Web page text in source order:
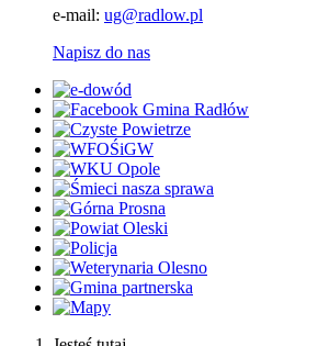
e-mail: ug@radlow.pl
Napisz do nas